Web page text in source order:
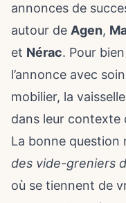
annonces de
autour de Agen,
et Nérac. Pour
l’annonce avec
mobilier, la
dans leur contexte
La bonne question
des vide-greniers
où se tiennent de